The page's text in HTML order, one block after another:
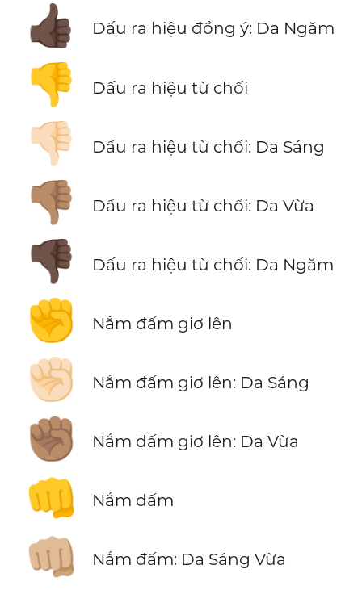
👍🏿 Dấu ra hiệu đồng ý: Da Ngăm
👎 Dấu ra hiệu từ chối
👎🏻 Dấu ra hiệu từ chối: Da Sáng
👎🏽 Dấu ra hiệu từ chối: Da Vừa
👎🏿 Dấu ra hiệu từ chối: Da Ngăm
✊ Nắm đấm giơ lên
✊🏻 Nắm đấm giơ lên: Da Sáng
✊🏽 Nắm đấm giơ lên: Da Vừa
👊 Nắm đấm
👊🏼 Nắm đấm: Da Sáng Vừa